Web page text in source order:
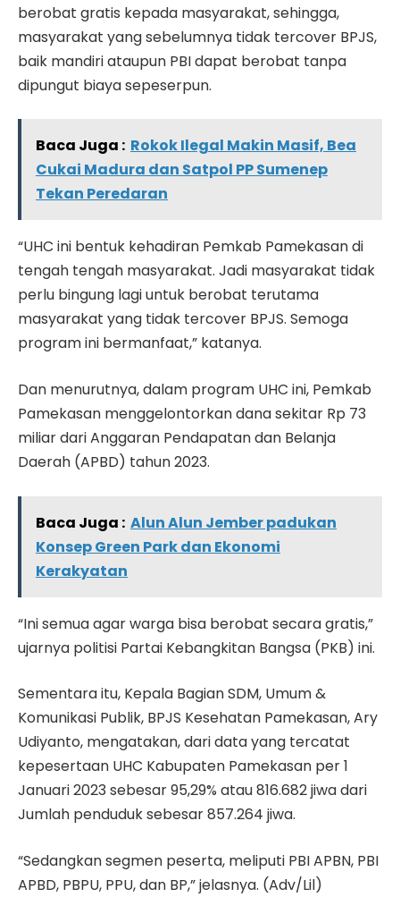
berobat gratis kepada masyarakat, sehingga,
masyarakat yang sebelumnya tidak tercover BPJS,
baik mandiri ataupun PBI dapat berobat tanpa
dipungut biaya sepeserpun.
Baca Juga : Rokok Ilegal Makin Masif, Bea
Cukai Madura dan Satpol PP Sumenep
Tekan Peredaran
“UHC ini bentuk kehadiran Pemkab Pamekasan di
tengah tengah masyarakat. Jadi masyarakat tidak
perlu bingung lagi untuk berobat terutama
masyarakat yang tidak tercover BPJS. Semoga
program ini bermanfaat,” katanya.
Dan menurutnya, dalam program UHC ini, Pemkab
Pamekasan menggelontorkan dana sekitar Rp 73
miliar dari Anggaran Pendapatan dan Belanja
Daerah (APBD) tahun 2023.
Baca Juga : Alun Alun Jember padukan
Konsep Green Park dan Ekonomi
Kerakyatan
“Ini semua agar warga bisa berobat secara gratis,”
ujarnya politisi Partai Kebangkitan Bangsa (PKB) ini.
Sementara itu, Kepala Bagian SDM, Umum &
Komunikasi Publik, BPJS Kesehatan Pamekasan, Ary
Udiyanto, mengatakan, dari data yang tercatat
kepesertaan UHC Kabupaten Pamekasan per 1
Januari 2023 sebesar 95,29% atau 816.682 jiwa dari
Jumlah penduduk sebesar 857.264 jiwa.
“Sedangkan segmen peserta, meliputi PBI APBN, PBI
APBD, PBPU, PPU, dan BP,” jelasnya. (Adv/Lil)